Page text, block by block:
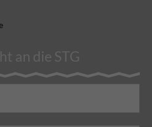
an die STG